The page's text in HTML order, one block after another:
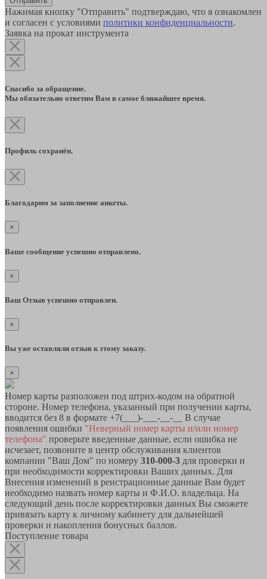
Нажимая кнопку "Отправить" подтверждаю, что я ознакомлен
и согласен с условиями политики конфиденциальности.
Заявка на прокат инструмента
Спасибо за обращение.
Мы обязательно ответим Вам в самое ближайшее время.
Профиль сохранён.
Благодарим за заполнение анкеты.
×
Ваше сообщение успешно отправлено.
×
Ваш Отзыв успешно отправлен.
×
Вы уже оставляли отзыв к этому заказу.
×
Номер карты разположен под штрих-кодом на обратной
стороне. Номер телефона, указанный при получении карты,
вводится без 8 в формате +7(___)-___-__-__ В случае
появления ошибки "Неверный номер карты и/или номер
телефона" проверьте введенные данные, если ошибка не
исчезает, позвоните в центр обслуживания клиентов
компании "Ваш Дом" по номеру 310-000-3 для проверки и
при необходимости корректировки Ваших данных. Для
Внесения изменений в реистрационные данные Вам будет
необходимо назвать номер карты и Ф.И.О. владельца. На
следующий день после корректировки данных Вы сможете
привязать карту к личному кабинету для дальнейшей
проверки и накопления бонусных баллов.
Поступление товара